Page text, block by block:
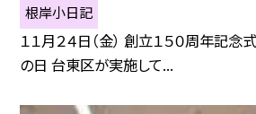
根岸小日記
１１月２４日（金） 創立１５０周年記
の日 台東区が実施して...